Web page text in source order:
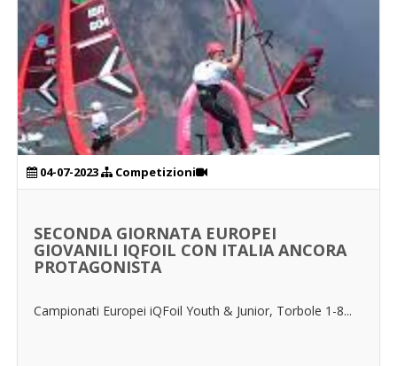
04-07-2023 Competizioni
SECONDA GIORNATA EUROPEI
GIOVANILI IQFOIL CON ITALIA ANCORA
PROTAGONISTA
Campionati Europei iQFoil Youth & Junior, Torbole 1-8...